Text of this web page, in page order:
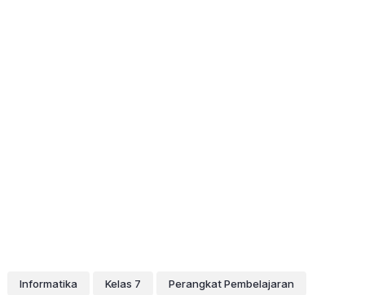
Informatika Kelas 7 Perangkat Pembelajaran